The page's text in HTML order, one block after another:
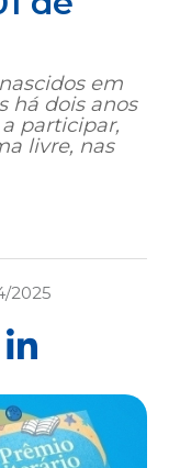
em
há dois anos
participar,
livre, nas
2025